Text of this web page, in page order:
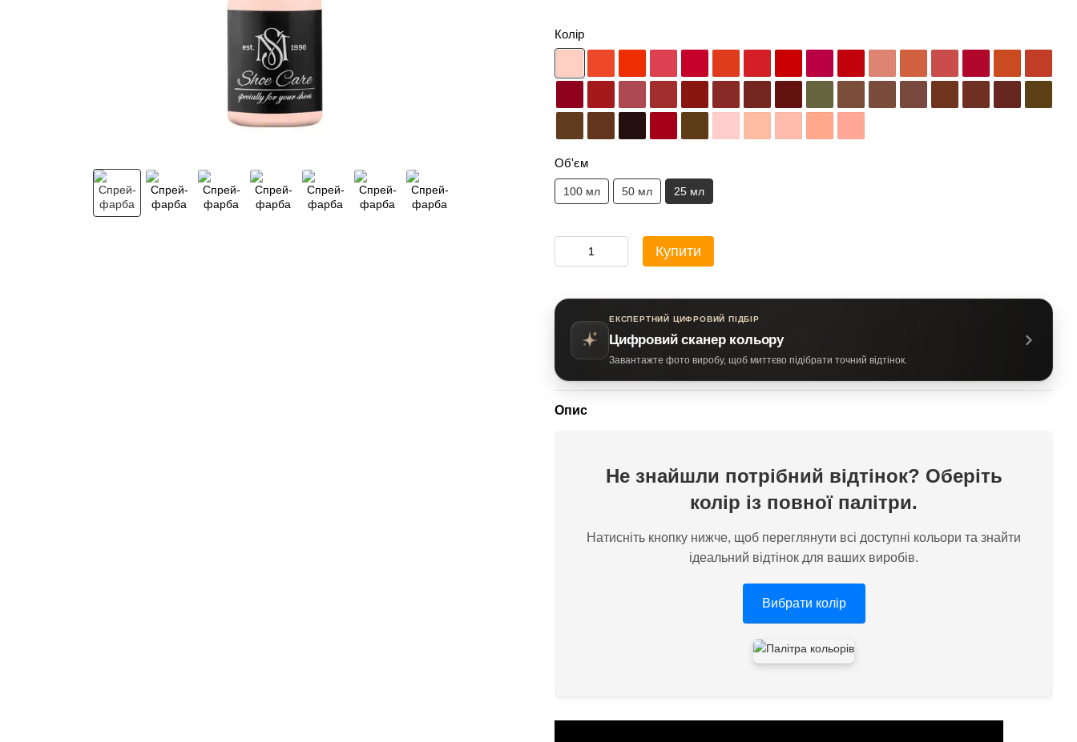
Колір
Об'єм
100 мл 50 мл 25 мл
Купити
ЕКСПЕРТНИЙ ЦИФРОВИЙ ПІДБІР
Цифровий сканер кольору
Завантажте фото виробу, щоб миттєво підібрати точний відтінок.
Опис
Не знайшли потрібний відтінок? Оберіть
колір із повної палітри.
Натисніть кнопку нижче, щоб переглянути всі доступні кольори та знайти
ідеальний відтінок для ваших виробів.
Вибрати колір